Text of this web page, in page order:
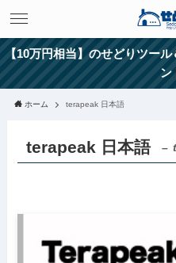
【10万円相当】のせどりツー
ン
ホーム terapeak 日本語
terapeak 日本語 –